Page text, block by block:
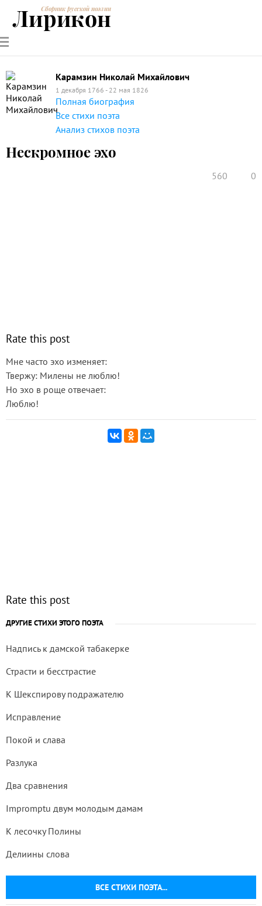
РУССКИЕ
ПОЭТЫ
СОВРЕМЕННИКИЭНЦИКЛОПЕДИЯ
ПОЭЗИИ
Сборник русской поэзии
Лирикон
Карамзин Николай Михайлович
1 декабря 1766 - 22 мая 1826
Полная биография
Все стихи поэта
Анализ стихов поэта
Нескромное эхо
560 0
Rate this post
Мне часто эхо изменяет:
Твержу: Милены не люблю!
Но эхо в роще отвечает:
Люблю!
Rate this post
ДРУГИЕ СТИХИ ЭТОГО ПОЭТА
ВСЕ СТИХИ ПОЭТА...
Надпись к дамской табакерке
Страсти и бесстрастие
К Шекспирову подражателю
Исправление
Покой и слава
Разлука
Два сравнения
Impromptu двум молодым дамам
К лесочку Полины
Делиины слова